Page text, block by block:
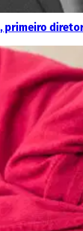
primeiro